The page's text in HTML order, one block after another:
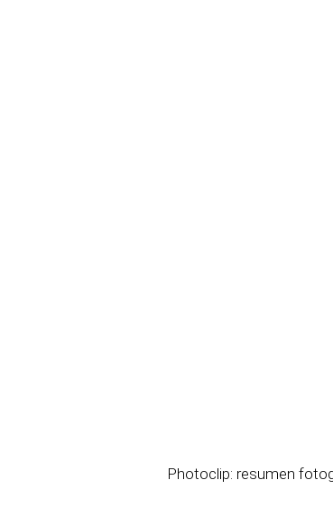
Photoclip: resumen